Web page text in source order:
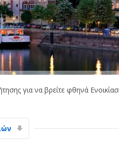
σε αποκλειστικές
για να βρείτε φθηνά